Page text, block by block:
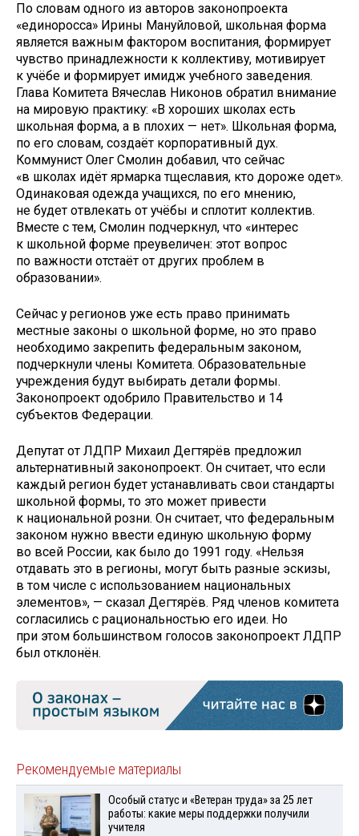
По словам одного из авторов законопроекта
«единоросса» Ирины Мануйловой, школьная форма
является важным фактором воспитания, формирует
чувство принадлежности к коллективу, мотивирует
к учёбе и формирует имидж учебного заведения.
Глава Комитета Вячеслав Никонов обратил внимание
на мировую практику: «В хороших школах есть
школьная форма, а в плохих — нет». Школьная форма,
по его словам, создаёт корпоративный дух.
Коммунист Олег Смолин добавил, что сейчас
«в школах идёт ярмарка тщеславия, кто дороже одет».
Одинаковая одежда учащихся, по его мнению,
не будет отвлекать от учёбы и сплотит коллектив.
Вместе с тем, Смолин подчеркнул, что «интерес
к школьной форме преувеличен: этот вопрос
по важности отстаёт от других проблем в
образовании».
Сейчас у регионов уже есть право принимать
местные законы о школьной форме, но это право
необходимо закрепить федеральным законом,
подчеркнули члены Комитета. Образовательные
учреждения будут выбирать детали формы.
Законопроект одобрило Правительство и 14
субъектов Федерации.
Депутат от ЛДПР Михаил Дегтярёв предложил
альтернативный законопроект. Он считает, что если
каждый регион будет устанавливать свои стандарты
школьной формы, то это может привести
к национальной розни. Он считает, что федеральным
законом нужно ввести единую школьную форму
во всей России, как было до 1991 году. «Нельзя
отдавать это в регионы, могут быть разные эскизы,
в том числе с использованием национальных
элементов», — сказал Дегтярёв. Ряд членов комитета
согласились с рациональностью его идеи. Но
при этом большинством голосов законопроект ЛДПР
был отклонён.
Рекомендуемые материалы
Особый статус и «Ветеран труда» за 25 лет
работы: какие меры поддержки получили
учителя